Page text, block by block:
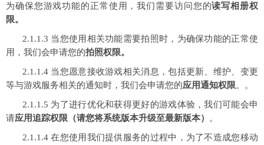
为确保您游戏功能的正常使用，我们需要访问您的读写相册权
限。
2.1.1.3 当您使用相关功能需要拍照时，为确保功能的正常使
用，我们会申请您的拍照权限。
2.1.1.4 当您愿意接收游戏相关消息，包括更新、维护、变更
等与游戏服务相关的通知时，我们会申请您的应用通知权限。。
2.1.1.5 为了进行优化和获得更好的游戏体验，我们可能会申
请应用追踪权限（请您将系统版本升级至最新版本） 。
2.1.1.4 在您使用我们提供服务的过程中，为了不造成您移动